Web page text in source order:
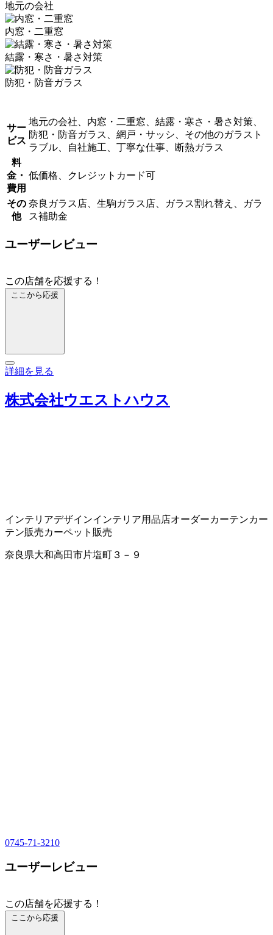
地元の会社
内窓・二重窓
結露・寒さ・暑さ対策
防犯・防音ガラス
サー
ビス
地元の会社、内窓・二重窓、結露・寒さ・暑さ対策、
防犯・防音ガラス、網戸・サッシ、その他のガラスト
ラブル、自社施工、丁寧な仕事、断熱ガラス
料
金・
費用
低価格、クレジットカード可
その
他
奈良ガラス店、生駒ガラス店、ガラス割れ替え、ガラ
ス補助金
ユーザーレビュー
この店舗を応援する！
ここから応援
詳細を見る
株式会社ウエストハウス
インテリアデザインインテリア用品店オーダーカーテンカー
テン販売カーペット販売
奈良県大和高田市片塩町３－９
0745-71-3210
ユーザーレビュー
この店舗を応援する！
ここから応援